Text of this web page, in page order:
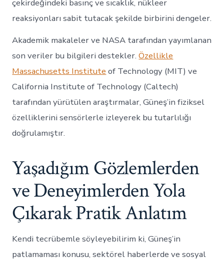
çekirdeğindeki basınç ve sıcaklık, nükleer
reaksiyonları sabit tutacak şekilde birbirini dengeler.
Akademik makaleler ve NASA tarafından yayımlanan
son veriler bu bilgileri destekler.Özellikle
Massachusetts Institute of Technology (MIT) ve
California Institute of Technology (Caltech)
tarafından yürütülen araştırmalar, Güneş’in fiziksel
özelliklerini sensörlerle izleyerek bu tutarlılığı
doğrulamıştır.
Yaşadığım Gözlemlerden
ve Deneyimlerden Yola
Çıkarak Pratik Anlatım
Kendi tecrübemle söyleyebilirim ki, Güneş’in
patlamaması konusu, sektörel haberlerde ve sosyal